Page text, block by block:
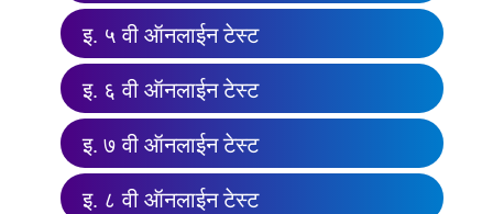
इ. ५ वी ऑनलाईन टेस्ट
इ. ६ वी ऑनलाईन टेस्ट
इ. ७ वी ऑनलाईन टेस्ट
इ. ८ वी ऑनलाईन टेस्ट